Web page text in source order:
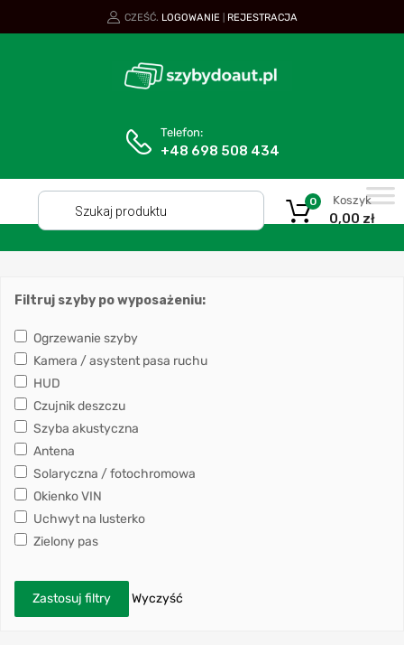
CZEŚĆ. LOGOWANIE REJESTRACJA
Telefon:
+48 698 508 434
Koszyk
0,00 zł
0
Filtruj szyby po wyposażeniu:
Ogrzewanie szyby
Kamera / asystent pasa ruchu
HUD
Czujnik deszczu
Szyba akustyczna
Antena
Solaryczna / fotochromowa
Okienko VIN
Uchwyt na lusterko
Zielony pas
Zastosuj filtry Wyczyść